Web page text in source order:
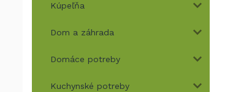
Kúpeľňa
Dom a záhrada
Domáce potreby
Kuchynské potreby